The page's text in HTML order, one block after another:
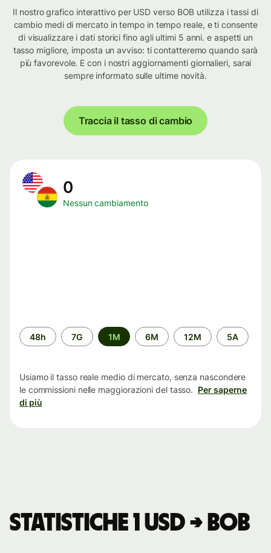
Il nostro grafico interattivo per USD verso BOB utilizza i tassi di
cambio medi di mercato in tempo in tempo reale, e ti consente
di visualizzare i dati storici fino agli ultimi 5 anni. e aspetti un
tasso migliore, imposta un avviso: ti contatteremo quando sarà
più favorevole. E con i nostri aggiornamenti giornalieri, sarai
sempre informato sulle ultime novità.
Traccia il tasso di cambio
0
Nessun cambiamento
Periodo
di
48h 7G 1M 6M 12M 5A
Usiamo il tasso reale medio di mercato, senza nascondere
le commissioni nelle maggiorazioni del tasso. Per saperne
di più
Statistiche 1 USD → BOB